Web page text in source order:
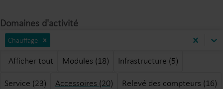
Domaines d'activité
Chauffage
Afficher tout Modules (18) Infrastructure (5)
Service (23) Accessoires (20) Relevé des compteurs (16)